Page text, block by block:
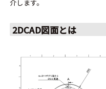
介します。
2DCAD図面とは